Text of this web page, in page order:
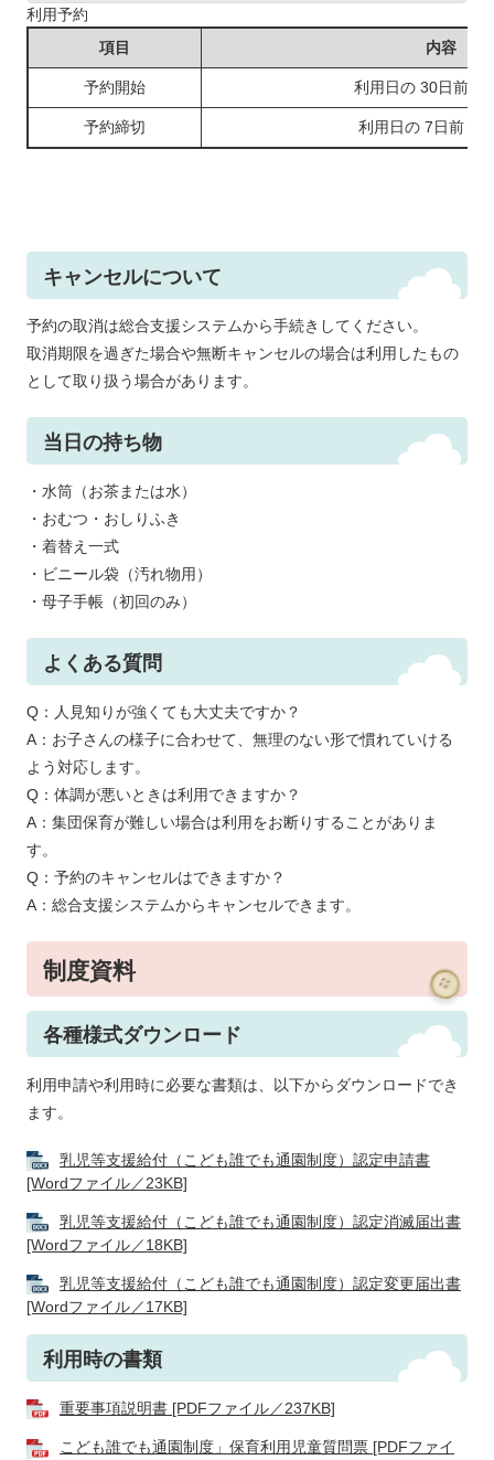
利用予約
項目
内容
予約開始 利用日の 30日前 午
予約締切 利用日の 7日前 午
キャンセルについて
予約の取消は総合支援システムから手続きしてください。
取消期限を過ぎた場合や無断キャンセルの場合は利用したもの
として取り扱う場合があります。
当日の持ち物
・水筒（お茶または水）
・おむつ・おしりふき
・着替え一式
・ビニール袋（汚れ物用）
・母子手帳（初回のみ）
よくある質問
Q：人見知りが強くても大丈夫ですか？
A：お子さんの様子に合わせて、無理のない形で慣れていける
よう対応します。
Q：体調が悪いときは利用できますか？
A：集団保育が難しい場合は利用をお断りすることがありま
す。
Q：予約のキャンセルはできますか？
A：総合支援システムからキャンセルできます。
制度資料
各種様式ダウンロード
利用申請や利用時に必要な書類は、以下からダウンロードでき
ます。
乳児等支援給付（こども誰でも通園制度）認定申請書
[Wordファイル／23KB]
乳児等支援給付（こども誰でも通園制度）認定消滅届出書
[Wordファイル／18KB]
乳児等支援給付（こども誰でも通園制度）認定変更届出書
[Wordファイル／17KB]
利用時の書類
重要事項説明書 [PDFファイル／237KB]
こども誰でも通園制度」保育利用児童質問票 [PDFファイ